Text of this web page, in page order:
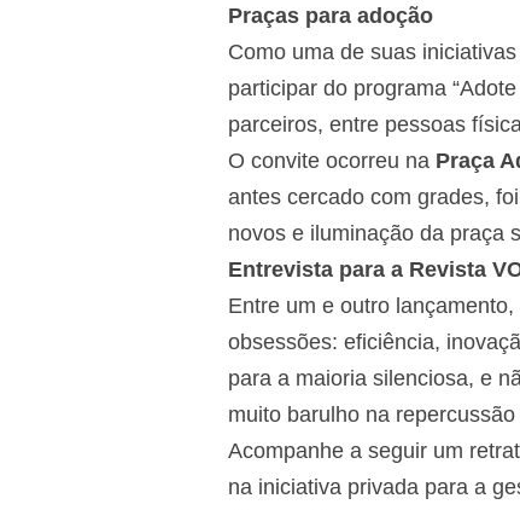
Praças para adoção
Como uma de suas
participar do programa
parceiros, entre pessoas
O convite ocorreu na Praça
antes cercado com grades,
novos e iluminação da praça
Entrevista para a Revista
Entre um e outro
obsessões: eficiência,
para a maioria silenciosa, e
muito barulho na
Acompanhe a seguir um
na iniciativa privada para a